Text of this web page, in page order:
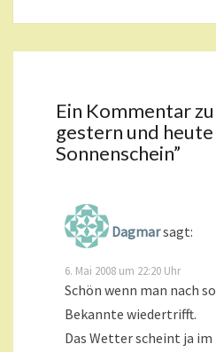
Ein Kommentar zu
gestern und
Sonnenschein”
Dagmarsagt:
6. Mai 2008 um 22:20 Uhr
Schön wenn man nach
Bekannte wiedertrifft.
Das Wetter scheint ja